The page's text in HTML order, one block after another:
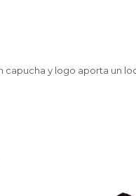
capucha y logo aporta un